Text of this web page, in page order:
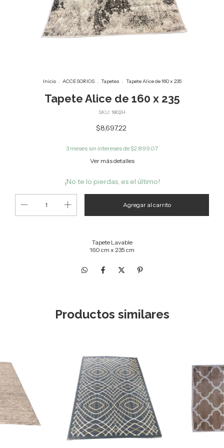
Inicio . ACCESORIOS . Tapetes . Tapete Alice de 160 x 235
Tapete Alice de 160 x 235
SKU: 1802H
$8,697.22
3 meses sin intereses de $2,899.07
Ver más detalles
¡No te lo pierdas, es el último!
Tapete Lavable
160 cm x 235 cm
Productos similares